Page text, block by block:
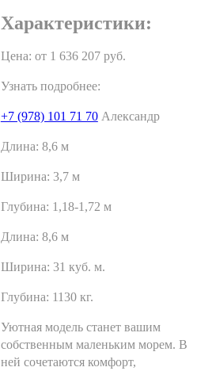
Характеристики:
Цена: от 1 636 207 руб.
Узнать подробнее:
+7 (978) 101 71 70 Александр
Длина: 8,6 м
Ширина: 3,7 м
Глубина: 1,18-1,72 м
Длина: 8,6 м
Ширина: 31 куб. м.
Глубина: 1130 кг.
Уютная модель станет вашим
собственным маленьким морем. В
ней сочетаются комфорт,